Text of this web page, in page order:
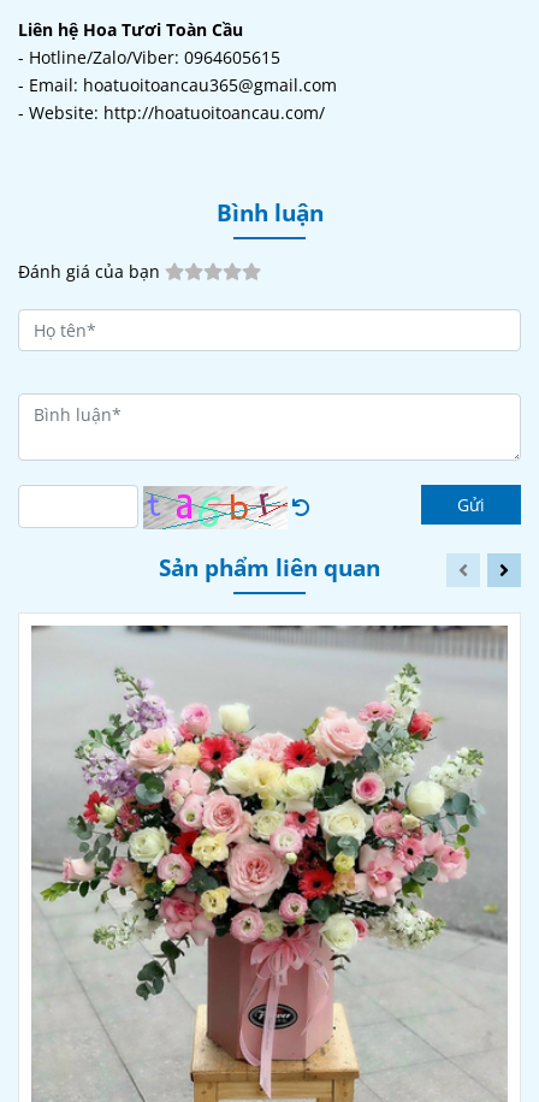
Liên hệ Hoa Tươi Toàn Cầu
- Hotline/Zalo/Viber: 0964605615
- Email: hoatuoitoancau365@gmail.com
- Website: http://hoatuoitoancau.com/
Bình luận
Đánh giá của bạn
Gửi
Sản phẩm liên quan